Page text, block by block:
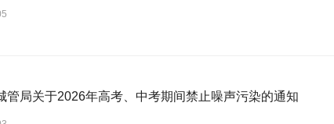
管局关于2026年高考、中考期间禁止噪声污染的通知